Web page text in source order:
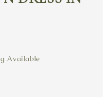
Available